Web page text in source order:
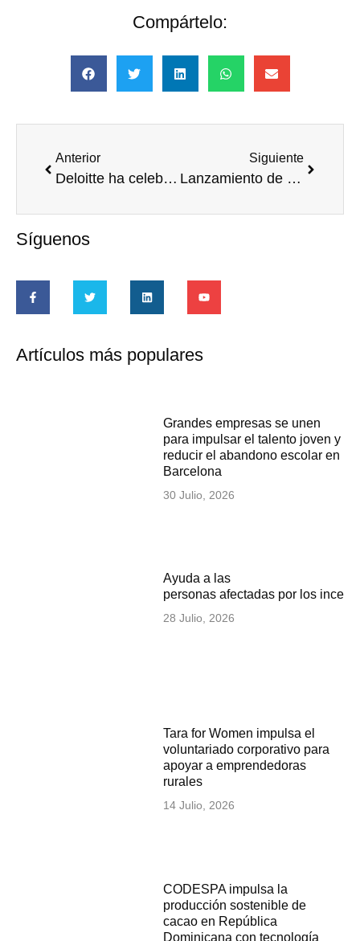
Compártelo:
Anterior
Deloitte ha celebrado el ‘Impact Day’ centrado en el desarrollo de iniciativas solidarias de ámbito educativo
Siguiente
Lanzamiento de la Red de Voluntariado Corporativo Voluntare
Síguenos
Artículos más populares
Grandes empresas se unen
para impulsar el talento joven y
reducir el abandono escolar en
Barcelona
30 Julio, 2026
Ayuda a las
personas afectadas por los
28 Julio, 2026
Tara for Women impulsa el
voluntariado corporativo para
apoyar a emprendedoras
rurales
14 Julio, 2026
CODESPA impulsa la
producción sostenible de
cacao en República
Dominicana con tecnología